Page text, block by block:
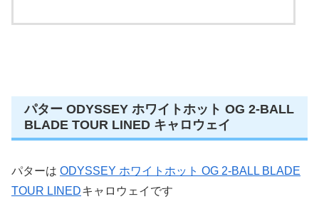
パター ODYSSEY ホワイトホット OG 2-BALL
BLADE TOUR LINED キャロウェイ
パターは ODYSSEY ホワイトホット OG 2-BALL BLADE
TOUR LINEDキャロウェイです